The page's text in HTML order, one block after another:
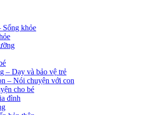
khỏe
– Dạy và bảo vệ trẻ
– Nói chuyện với con
cho bé
đình